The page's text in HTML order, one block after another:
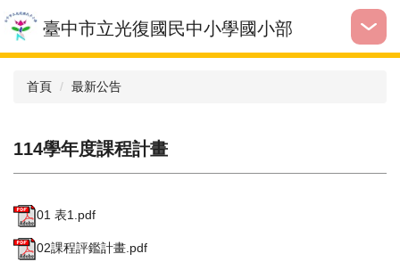
跳
到
主
臺中市立光復國民中小學國小部
首頁 最新公告
114學年度課程計畫
01 表1.pdf
02課程評鑑計畫.pdf